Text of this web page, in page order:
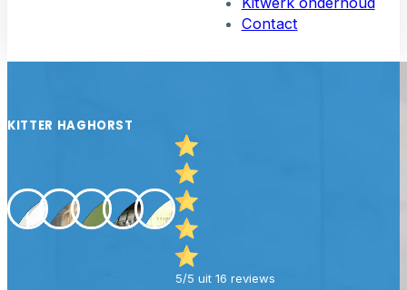
Contact
KITTER HAGHORST
5/5 uit 16 reviews